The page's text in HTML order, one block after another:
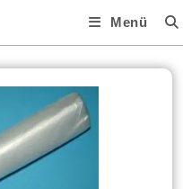
Menü